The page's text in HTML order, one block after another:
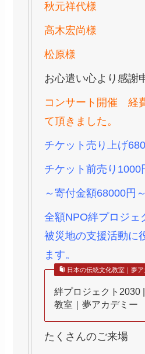
秋元祥代様
高木宏尚様
松原様
お心遣い心より感謝
コンサート開催 経
て頂きました。
チケット売り上げ
チケット前売り1000
～寄付金額68000円～
全額NPO絆プロジェ
被災地の支援活動に
ます。
日本の伝統文化教室｜夢ア
絆プロジェクト2030
教室｜夢アカデミー
たくさんのご来場